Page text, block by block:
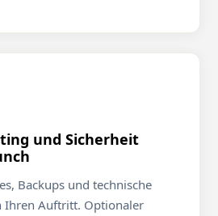
und Sicherheit
Backups und technische
Ihren Auftritt. Optionaler